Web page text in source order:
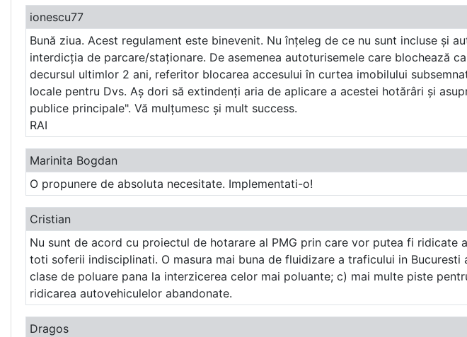
ionescu77
Bună ziua. Acest regulament este binevenit. Nu înțeleg de ce nu sunt incluse și
interdicția de parcare/staționare. De asemenea autoturisemele care blochează
decursul ultimlor 2 ani, referitor blocarea accesului în curtea imobilului
locale pentru Dvs. Aș dori să extindenți aria de aplicare a acestei hotărâri și
publice principale". Vă mulțumesc și mult success.
RAI
Marinita Bogdan
O propunere de absoluta necesitate. Implementati-o!
Cristian
Nu sunt de acord cu proiectul de hotarare al PMG prin care vor putea fi ridicate
toti soferii indisciplinati. O masura mai buna de fluidizare a traficului in
clase de poluare pana la interzicerea celor mai poluante; c) mai multe piste
ridicarea autovehiculelor abandonate.
Dragos